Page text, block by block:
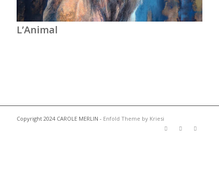
L’Animal
Copyright 2024 CAROLE MERLIN - Enfold Theme by Kriesi